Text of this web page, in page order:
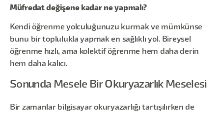
Müfredat değişene kadar ne yapmalı?
Kendi öğrenme yolculuğunuzu kurmak ve mümkünse
bunu bir toplulukla yapmak en sağlıklı yol. Bireysel
öğrenme hızlı, ama kolektif öğrenme hem daha derin
hem daha kalıcı.
Sonunda Mesele Bir Okuryazarlık Meselesi
Bir zamanlar bilgisayar okuryazarlığı tartışılırken de